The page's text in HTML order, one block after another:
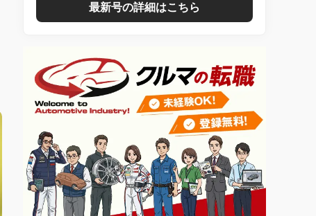
最新号の詳細はこちら